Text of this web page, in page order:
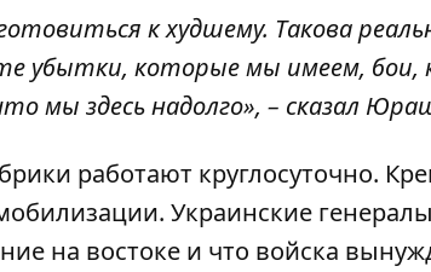
к худшему. Такова
убытки, которые мы имеем,
мы здесь надолго», – сказал
работают круглосуточно.
Украинские
на востоке и что войска